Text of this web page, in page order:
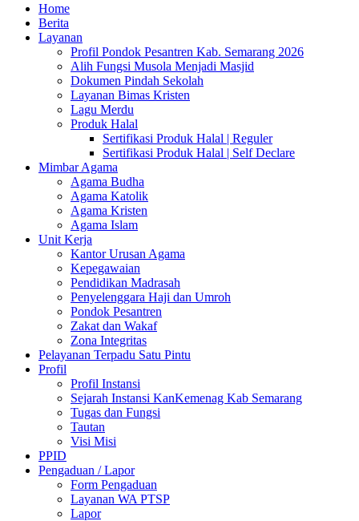
Home
Berita
Layanan
Profil Pondok Pesantren Kab. Semarang 2026
Alih Fungsi Musola Menjadi Masjid
Dokumen Pindah Sekolah
Layanan Bimas Kristen
Lagu Merdu
Produk Halal
Sertifikasi Produk Halal | Reguler
Sertifikasi Produk Halal | Self Declare
Mimbar Agama
Agama Budha
Agama Katolik
Agama Kristen
Agama Islam
Unit Kerja
Kantor Urusan Agama
Kepegawaian
Pendidikan Madrasah
Penyelenggara Haji dan Umroh
Pondok Pesantren
Zakat dan Wakaf
Zona Integritas
Pelayanan Terpadu Satu Pintu
Profil
Profil Instansi
Sejarah Instansi KanKemenag Kab Semarang
Tugas dan Fungsi
Tautan
Visi Misi
PPID
Pengaduan / Lapor
Form Pengaduan
Layanan WA PTSP
Lapor